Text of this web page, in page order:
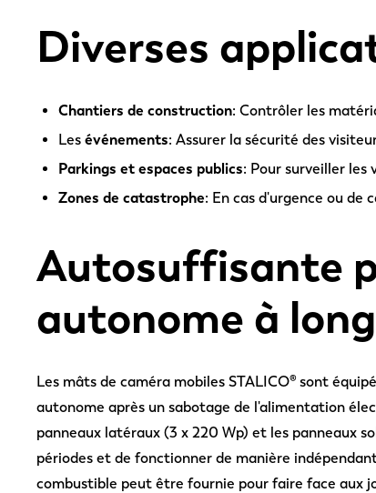
Diverses
Chantiers de construction: Contrôler les
Les événements: Assurer la sécurité des
Parkings et espaces publics: Pour surveiller les
Zones de catastrophe: En cas d'urgence ou
Autosuffisante
autonome à
Les mâts de caméra mobiles STALICO® sont
autonome après un sabotage de l'alimentation
panneaux latéraux (3 x 220 Wp) et les panneaux
périodes et de fonctionner de manière
combustible peut être fournie pour faire face aux